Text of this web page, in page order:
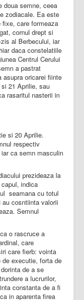
doua semne, ceea
zodiacale. Ea este
fixe, care formeaza
cornul drept si
al Berbecului, iar
daca constelatiile
Centrul Cerului
a pastrat
asupra oricarei fiinte
21 Aprilie, sau
rasaritul nasterii in
si 20 Aprilie.
respectiv
ca semn masculin
prezideaza la
indica
seamana cu totul
cosntiinta valorii
Semnul
o rascruce a
care
care fierb: vointa
executie, forta de
de a se
a lucrurilor,
constanta de a fi
in aparenta firea